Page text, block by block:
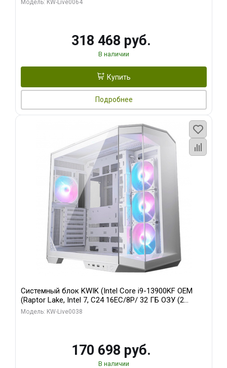
Модель: KW-Live0064
318 468 руб.
В наличии
Купить
Подробнее
Системный блок KWIK (Intel Core i9-13900KF OEM
(Raptor Lake, Intel 7, C24 16EC/8P/ 32 ГБ ОЗУ (2
модуля)/ Gigabyte RX9070XT GAMING OC 16GB GDDR6
Модель: KW-Live0038
170 698 руб.
В наличии